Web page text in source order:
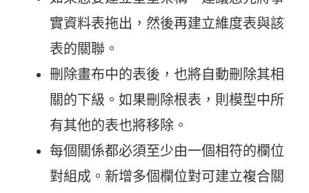
實資料表拖出，然後再建立維度表與該
表的關聯。
刪除畫布中的表後，也將自動刪除其相
關的下級。如果刪除根表，則模型中所
有其他的表也將移除。
每個關係都必須至少由一個相符的欄位
對組成。新增多個欄位對可建立複合關